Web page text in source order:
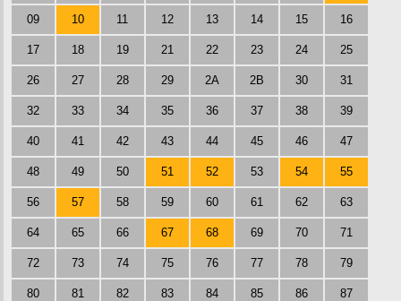
09 10 11 12 13 14 15 16
17 18 19 21 22 23 24 25
26 27 28 29 2A 2B 30 31
32 33 34 35 36 37 38 39
40 41 42 43 44 45 46 47
48 49 50 51 52 53 54 55
56 57 58 59 60 61 62 63
64 65 66 67 68 69 70 71
72 73 74 75 76 77 78 79
80 81 82 83 84 85 86 87